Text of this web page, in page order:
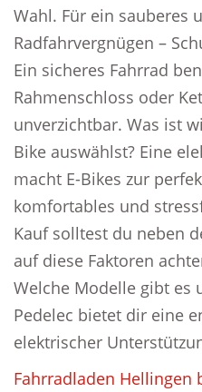
Wahl. Für ein sauberes
Radfahrvergnügen –
Ein sicheres Fahrrad
Rahmenschloss oder
unverzichtbar. Was ist
Bike auswählst? Eine
macht E-Bikes zur
komfortables und
Kauf solltest du neben
auf diese Faktoren
Welche Modelle gibt es
Pedelec bietet dir eine
elektrischer
Fahrradladen Hellingen